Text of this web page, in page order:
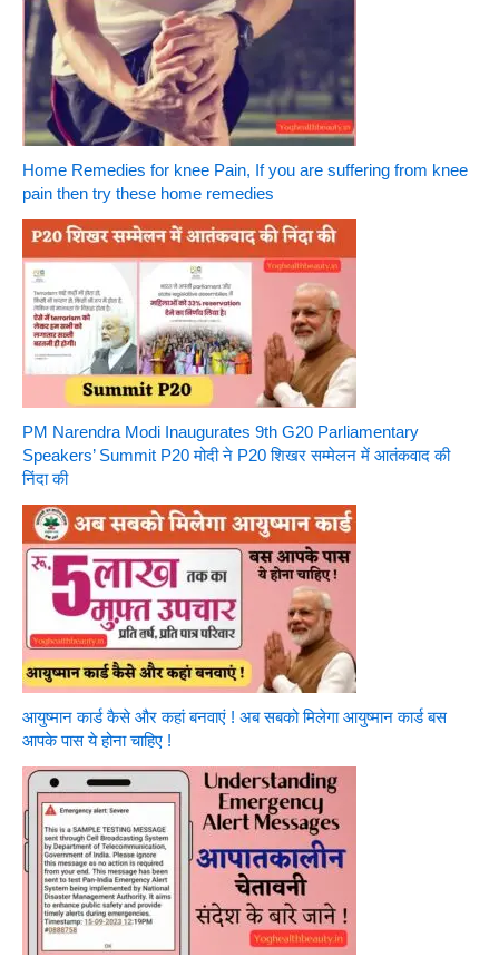
Home Remedies for knee Pain, If you are suffering from knee
pain then try these home remedies
PM Narendra Modi Inaugurates 9th G20 Parliamentary
Speakers’ Summit P20 मोदी ने P20 शिखर सम्मेलन में आतंकवाद की
निंदा की
आयुष्मान कार्ड कैसे और कहां बनवाएं ! अब सबको मिलेगा आयुष्मान कार्ड बस
आपके पास ये होना चाहिए !